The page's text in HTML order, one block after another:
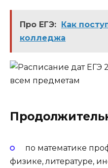
Про ЕГЭ:
Как
колледжа
по математике
физике, литературе,